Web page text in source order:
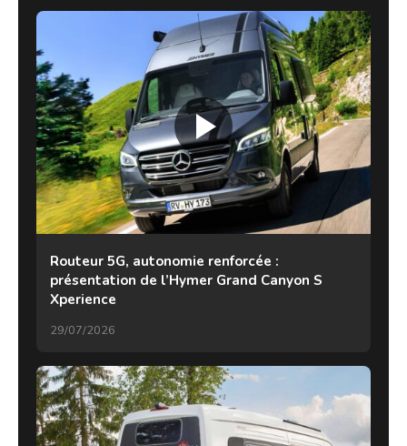
Routeur 5G, autonomie renforcée :
présentation de l’Hymer Grand Canyon S
Xperience
29/07/2026